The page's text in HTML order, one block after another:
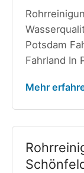
Potsdam
Fahrland In
Mehr